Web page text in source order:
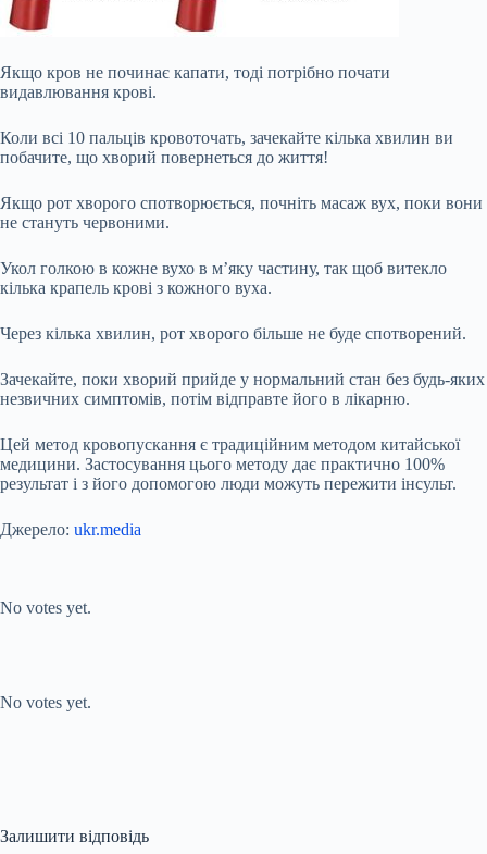
Якщо кров не починає капати, тоді потрібно почати
видавлювання крові.
Коли всі 10 пальців кровоточать, зачекайте кілька хвилин ви
побачите, що хворий повернеться до життя!
Якщо рот хворого спотворюється, почніть масаж вух, поки вони
не стануть червоними.
Укол голкою в кожне вухо в м’яку частину, так щоб витекло
кілька крапель крові з кожного вуха.
Через кілька хвилин, рот хворого більше не буде спотворений.
Зачекайте, поки хворий прийде у нормальний стан без будь-яких
незвичних симптомів, потім відправте його в лікарню.
Цей метод кровопускання є традиційним методом китайської
медицини. Застосування цього методу дає практично 100%
результат і з його допомогою люди можуть пережити інсульт.
Джерело: ukr.media
No votes yet.
No votes yet.
Залишити відповідь